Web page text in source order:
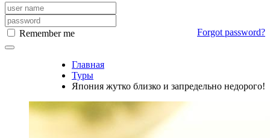
Forgot password?
Remember me
Главная
Туры
Япония жутко близко и запредельно недорого!